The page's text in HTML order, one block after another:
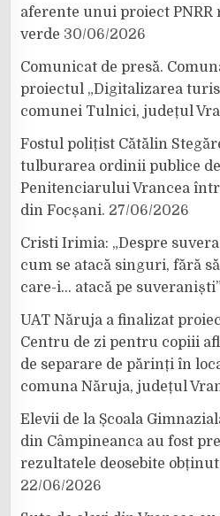
aferente unui proiect
verde 30/06/2026
Comunicat de presă.
proiectul „Digitalizarea
comunei Tulnici, județul
Fostul polițist Cătălin
tulburarea ordinii publice
Penitenciarului Vrancea
din Focșani. 27/06/2026
Cristi Irimia: „Despre
cum se atacă singuri, fără
care-i… atacă pe
UAT Năruja a finalizat
Centru de zi pentru copiii
de separare de părinți în
comuna Năruja, județul
Elevii de la Școala
din Câmpineanca au fost
rezultatele deosebite
22/06/2026